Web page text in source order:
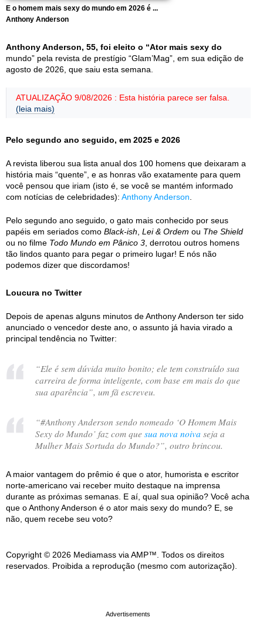
E o homem mais sexy do mundo em 2026 é ...
Anthony Anderson
Anthony Anderson, 55, foi eleito o “Ator mais sexy do
mundo” pela revista de prestígio “Glam’Mag”, em sua edição de
agosto de 2026, que saiu esta semana.
ATUALIZAÇÃO 9/08/2026 : Esta história parece ser falsa.
(leia mais)
Pelo segundo ano seguido, em 2025 e 2026
A revista liberou sua lista anual dos 100 homens que deixaram a
história mais “quente”, e as honras vão exatamente para quem
você pensou que iriam (isto é, se você se mantém informado
com notícias de celebridades): Anthony Anderson
Pelo segundo ano seguido, o gato mais conhecido por seus
papéis em seriados como Black-ish Lei & Ordem ou The Shield
ou no filme Todo Mundo em Pânico 3 , derrotou outros homens
tão lindos quanto para pegar o primeiro lugar! E nós não
podemos dizer que discordamos!
Loucura no Twitter
Depois de apenas alguns minutos de Anthony Anderson ter sido
anunciado o vencedor deste ano, o assunto já havia virado a
principal tendência no Twitter:
“Ele é sem dúvida muito bonito; ele tem construído sua
carreira de forma inteligente, com base em mais do que
sua aparência”, um fã escreveu.
“#Anthony Anderson sendo nomeado ‘O Homem Mais
Sexy do Mundo’ faz com que sua nova noiva seja a
Mulher Mais Sortuda do Mundo?”, outro brincou.
A maior vantagem do prêmio é que o ator, humorista e escritor
norte-americano vai receber muito destaque na imprensa
durante as próximas semanas. E aí, qual sua opinião? Você acha
que o Anthony Anderson é o ator mais sexy do mundo? E, se
não, quem recebe seu voto?
Copyright © 2026 Mediamass via AMP™. Todos os direitos
reservados. Proibida a reprodução (mesmo com autorização).